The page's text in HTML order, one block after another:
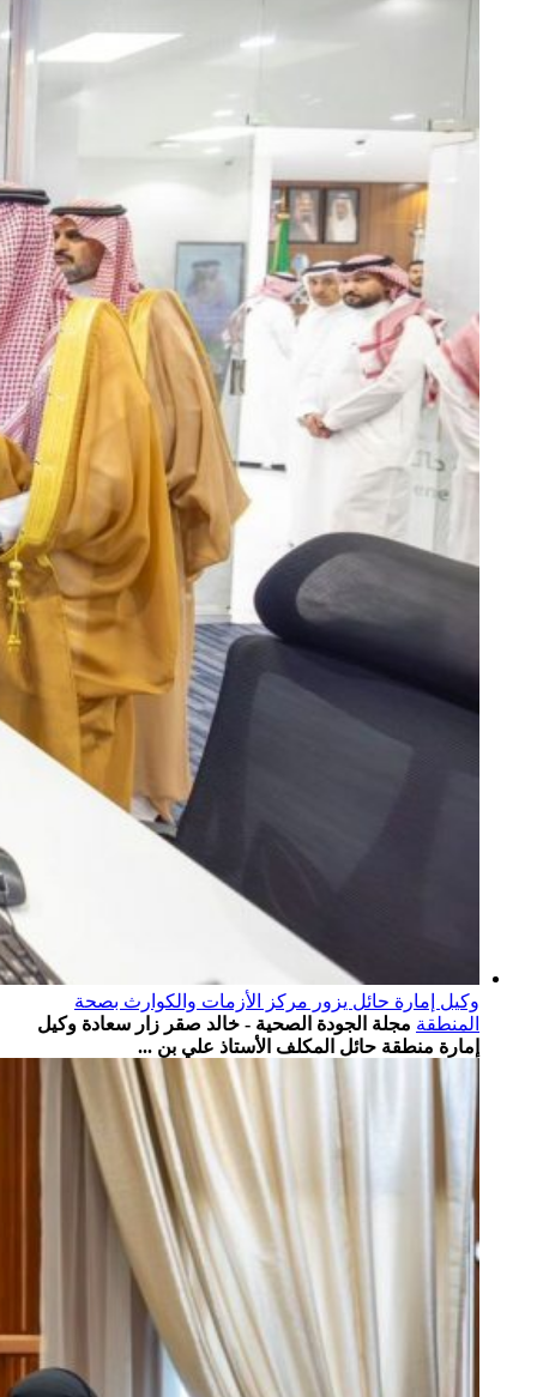
وكيل إمارة حائل يزور مركز الأزمات والكوارث بصحة
المنطقة مجلة الجودة الصحية - خالد صقر زار سعادة وكيل
إمارة منطقة حائل المكلف الأستاذ علي بن ...